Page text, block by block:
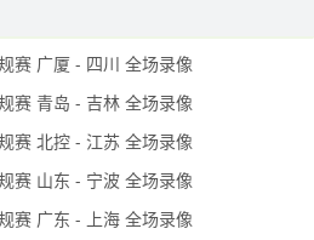
赛 广厦 - 四川 全场录像
赛 青岛 - 吉林 全场录像
赛 北控 - 江苏 全场录像
赛 山东 - 宁波 全场录像
赛 广东 - 上海 全场录像